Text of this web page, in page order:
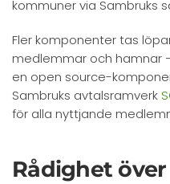
kommuner via Sambruks
Fler komponenter tas
medlemmar och hamnar
en open source-
Sambruks avtalsramverk
för alla nyttjande
Rådighet